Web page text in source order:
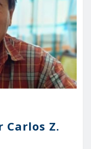
Carlos Z.